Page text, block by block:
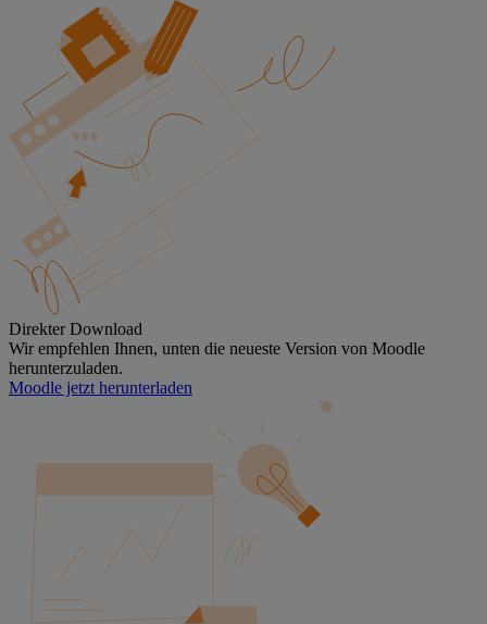
Direkter Download
Wir empfehlen Ihnen, unten die neueste Version von Moodle
herunterzuladen.
Moodle jetzt herunterladen